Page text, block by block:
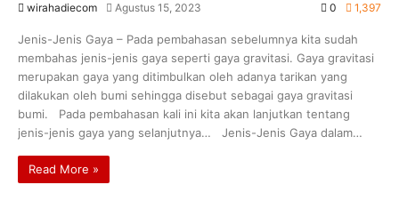
wirahadiecom Agustus 15, 2023 0 1,397
Jenis-Jenis Gaya – Pada pembahasan sebelumnya kita sudah
membahas jenis-jenis gaya seperti gaya gravitasi. Gaya gravitasi
merupakan gaya yang ditimbulkan oleh adanya tarikan yang
dilakukan oleh bumi sehingga disebut sebagai gaya gravitasi
bumi. Pada pembahasan kali ini kita akan lanjutkan tentang
jenis-jenis gaya yang selanjutnya… Jenis-Jenis Gaya dalam…
Read More »